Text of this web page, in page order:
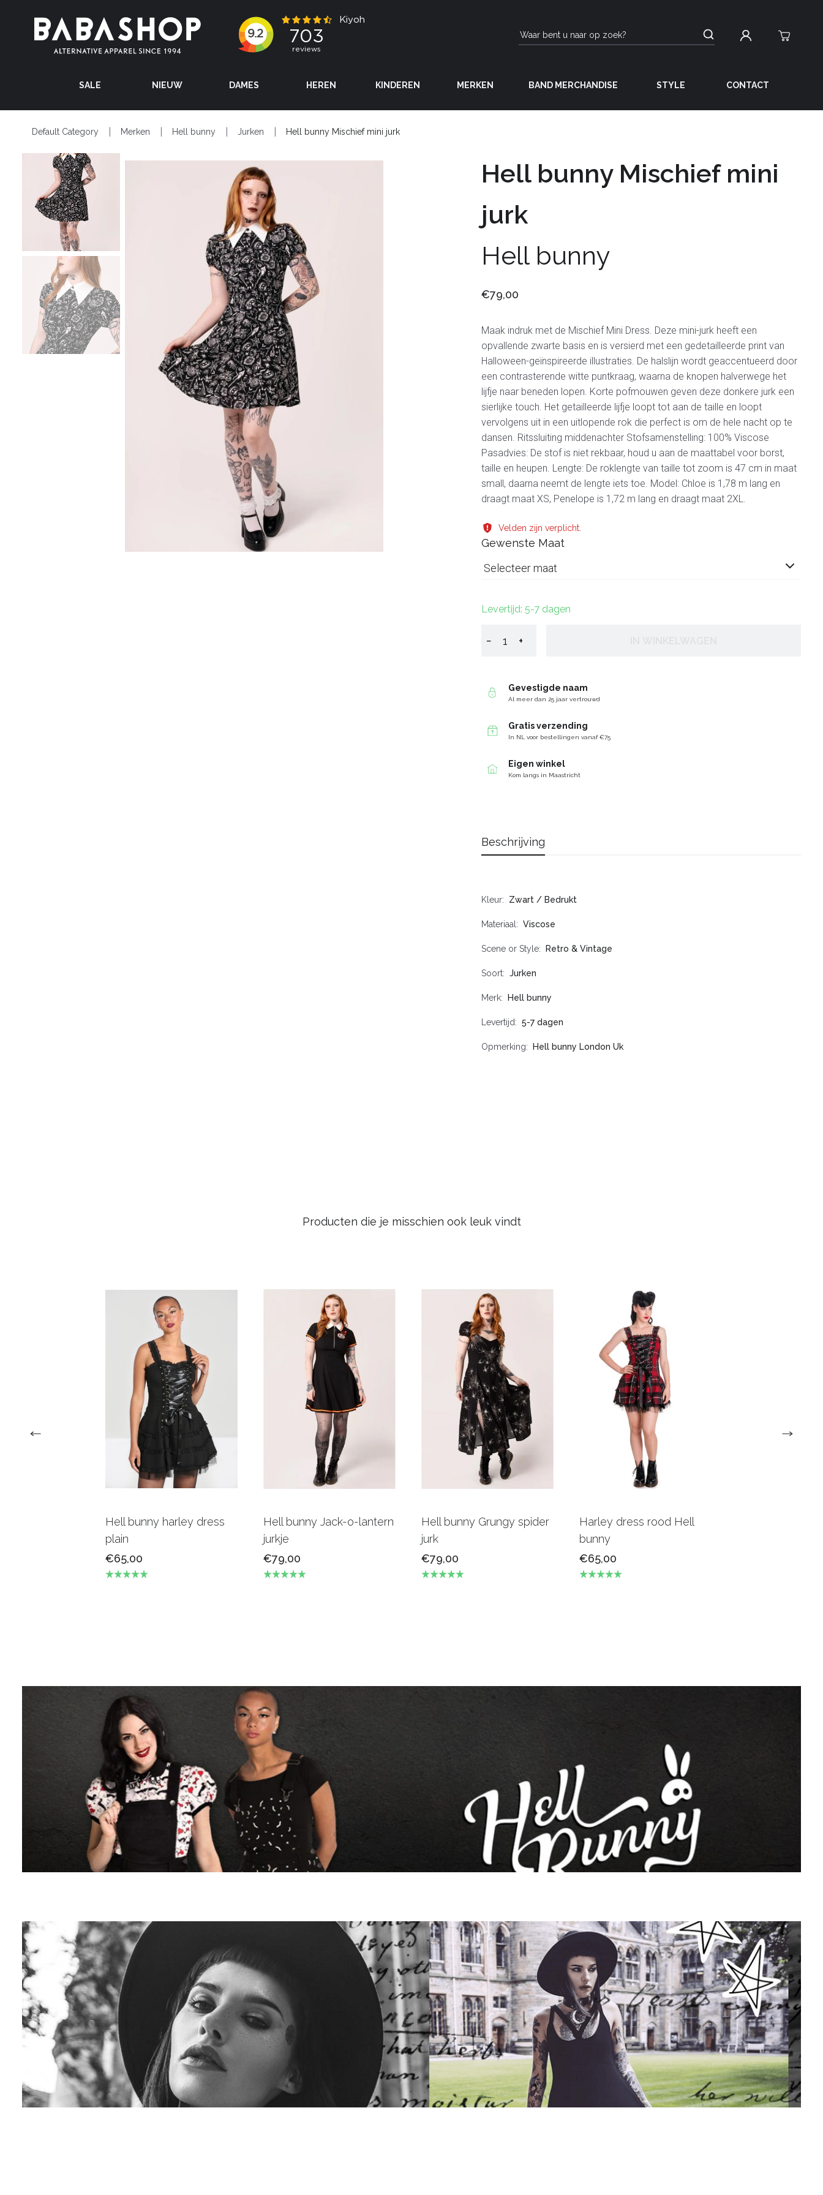
SALE NIEUW DAMES HEREN KINDEREN MERKEN BAND MERCHANDISE STYLE CONTACT
Default Category Merken Hell bunny Jurken Hell bunny Mischief mini jurk
Hell bunny Mischief mini
jurk
Hell bunny
€79,00
Maak indruk met de Mischief Mini Dress. Deze mini-jurk heeft een
opvallende zwarte basis en is versierd met een gedetailleerde print van
Halloween-geïnspireerde illustraties. De halslijn wordt geaccentueerd door
een contrasterende witte puntkraag, waarna de knopen halverwege het
lijfje naar beneden lopen. Korte pofmouwen geven deze donkere jurk een
sierlijke touch. Het getailleerde lijfje loopt tot aan de taille en loopt
vervolgens uit in een uitlopende rok die perfect is om de hele nacht op te
dansen. Ritssluiting middenachter Stofsamenstelling: 100% Viscose
Pasadvies: De stof is niet rekbaar, houd u aan de maattabel voor borst,
taille en heupen. Lengte: De roklengte van taille tot zoom is 47 cm in maat
small, daarna neemt de lengte iets toe. Model: Chloe is 1,78 m lang en
draagt maat XS, Penelope is 1,72 m lang en draagt maat 2XL.
Velden zijn verplicht.
Gewenste Maat
Selecteer maat
Levertijd: 5-7 dagen
− +
Gevestigde naam
Al meer dan 25 jaar vertrouwd
Gratis verzending
In NL voor bestellingen vanaf €75
Eigen winkel
Kom langs in Maastricht
Beschrijving
Kleur Zwart / Bedrukt
Materiaal Viscose
Scene or Style Retro & Vintage
Soort Jurken
Merk Hell bunny
Levertijd 5-7 dagen
Opmerking Hell bunny London Uk
Producten die je misschien ook leuk vindt
Hell bunny harley dress
plain
€65,00
Hell bunny Jack-o-lantern
jurkje
€79,00
Hell bunny Grungy spider
jurk
€79,00
Harley dress rood Hell
bunny
€65,00